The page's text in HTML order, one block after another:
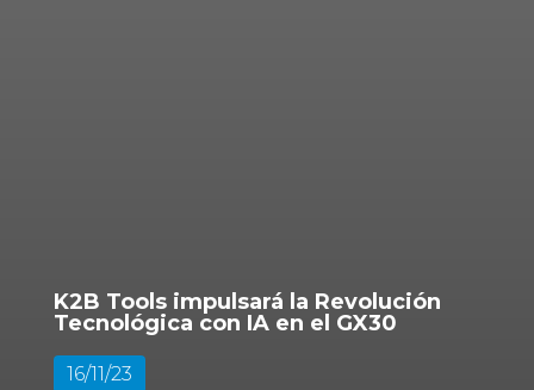
K2B Tools impulsará la Revolución
Tecnológica con IA en el GX30
16/11/23